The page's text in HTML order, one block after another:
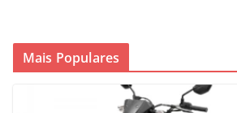
Mais Populares